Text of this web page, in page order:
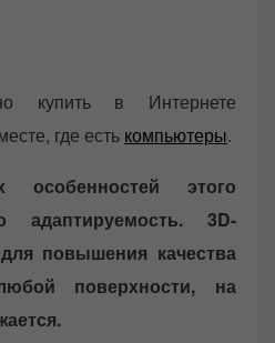
купить в Интернете
где есть компьютеры.
этого
3D-
повышения качества
поверхности, на